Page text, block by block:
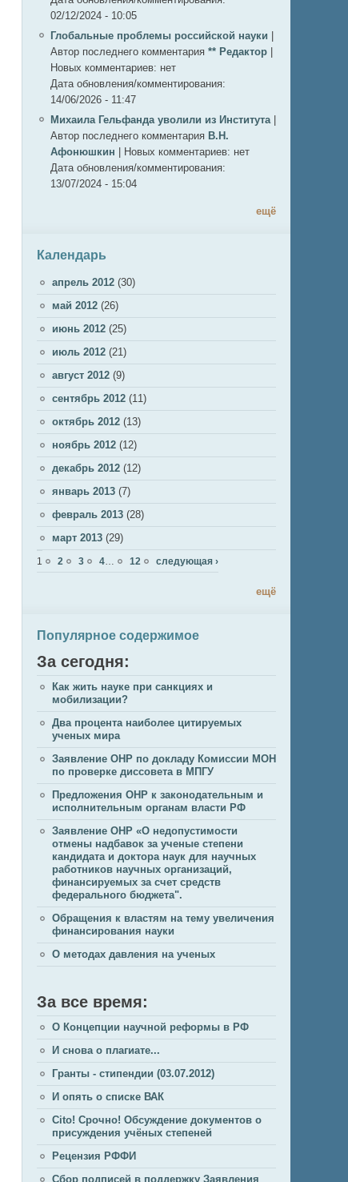
02/12/2024 - 10:05
Глобальные проблемы российской науки
Автор последнего комментария ** Редактор
Новых комментариев: нет
Дата обновления/комментирования:
14/06/2026 - 11:47
Михаила Гельфанда уволили из Института
Автор последнего комментария В.Н.
Афонюшкин
Новых комментариев: нет
Дата обновления/комментирования:
13/07/2024 - 15:04
ещё
Календарь
апрель 2012 (30)
май 2012 (26)
июнь 2012 (25)
июль 2012 (21)
август 2012 (9)
сентябрь 2012 (11)
октябрь 2012 (13)
ноябрь 2012 (12)
декабрь 2012 (12)
январь 2013 (7)
февраль 2013 (28)
март 2013 (29)
Страницы
1 2 3 4 12 следующая ›
ещё
Популярное содержимое
За сегодня:
Как жить науке при санкциях и
мобилизации?
Два процента наиболее цитируемых
ученых мира
Заявление ОНР по докладу Комиссии МОН
по проверке диссовета в МПГУ
Предложения ОНР к законодательным и
исполнительным органам власти РФ
Заявление ОНР «О недопустимости
отмены надбавок за ученые степени
кандидата и доктора наук для научных
работников научных организаций,
финансируемых за счет средств
федерального бюджета".
Обращения к властям на тему увеличения
финансирования науки
О методах давления на ученых
За все время:
О Концепции научной реформы в РФ
И снова о плагиате...
Гранты - стипендии (03.07.2012)
И опять о списке ВАК
Cito! Срочно! Обсуждение документов о
присуждения учёных степеней
Рецензия РФФИ
Сбор подписей в поддержку Заявления